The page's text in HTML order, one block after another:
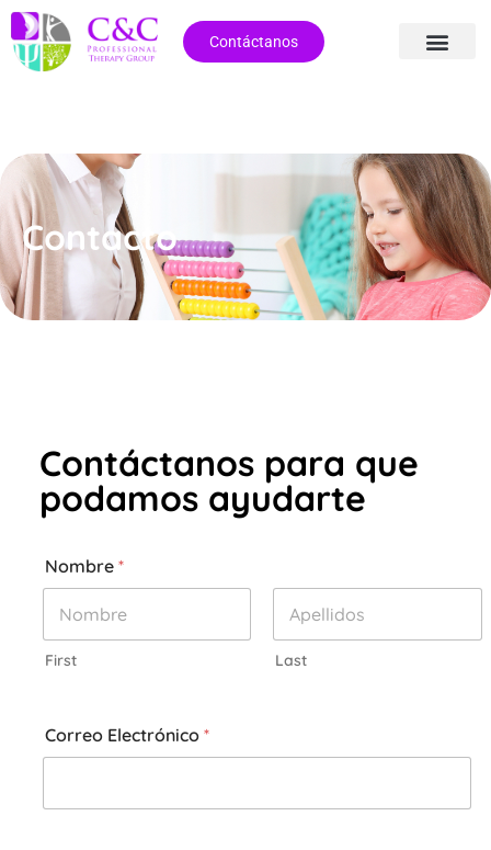
Contáctanos
Contacto
Contáctanos para que
podamos ayudarte
Nombre *
First Last
Correo Electrónico *